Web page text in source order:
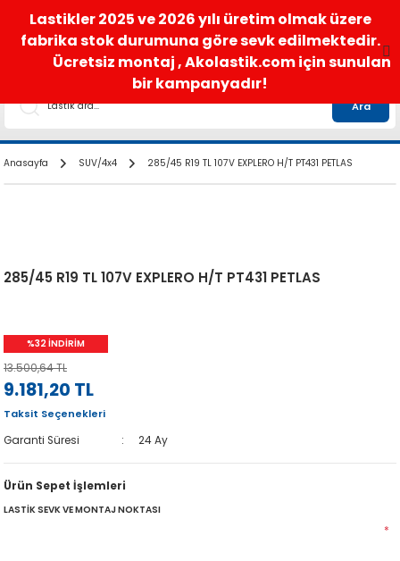
satis@akolastik.com 0 850 285 63 85
Ara
Anasayfa SUV/4x4 285/45 R19 TL 107V EXPLERO H/T PT431 PETLAS
285/45 R19 TL 107V EXPLERO H/T PT431 PETLAS
%32 İNDİRİM
13.500,64 TL
9.181,20 TL
Taksit Seçenekleri
Garanti Süresi
24 Ay
Ürün Sepet İşlemleri
LASTİK SEVK VE MONTAJ NOKTASI
*
Lastikler 2025 ve 2026 yılı üretim olmak üzere
fabrika stok durumuna göre sevk edilmektedir.
Ücretsiz montaj , Akolastik.com için sunulan
bir kampanyadır!